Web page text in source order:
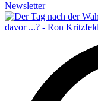
Newsletter